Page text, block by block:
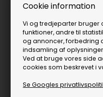
Cookie information
Vi og tredjeparter bruger
funktioner, andre til
og annoncer, forbedring
indsamling af
Ved at bruge vores side
cookies som beskrevet i
Se Googles